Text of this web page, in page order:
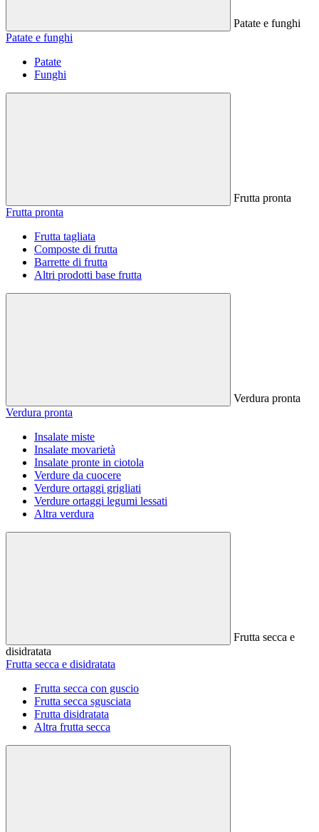
Patate e funghi
Patate e funghi
Patate
Funghi
Frutta pronta
Frutta pronta
Frutta tagliata
Composte di frutta
Barrette di frutta
Altri prodotti base frutta
Verdura pronta
Verdura pronta
Insalate miste
Insalate movarietà
Insalate pronte in ciotola
Verdure da cuocere
Verdure ortaggi grigliati
Verdure ortaggi legumi lessati
Altra verdura
Frutta secca e
disidratata
Frutta secca e disidratata
Frutta secca con guscio
Frutta secca sgusciata
Frutta disidratata
Altra frutta secca